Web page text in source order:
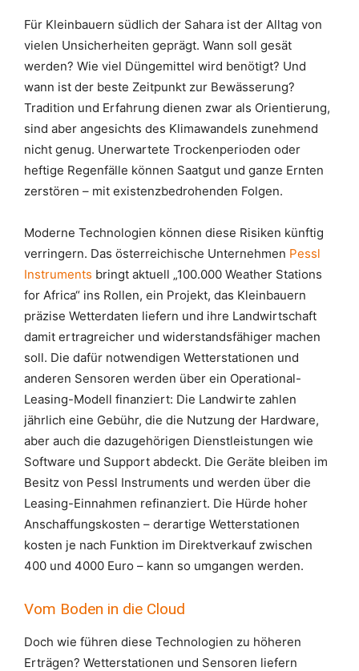
Für Kleinbauern südlich der Sahara ist der Alltag von
vielen Unsicherheiten geprägt. Wann soll gesät
werden? Wie viel Düngemittel wird benötigt? Und
wann ist der beste Zeitpunkt zur Bewässerung?
Tradition und Erfahrung dienen zwar als Orientierung,
sind aber angesichts des Klimawandels zunehmend
nicht genug. Unerwartete Trockenperioden oder
heftige Regenfälle können Saatgut und ganze Ernten
zerstören – mit existenzbedrohenden Folgen.
Moderne Technologien können diese Risiken künftig
verringern. Das österreichische Unternehmen Pessl
Instruments bringt aktuell „100.000 Weather Stations
for Africa“ ins Rollen, ein Projekt, das Kleinbauern
präzise Wetterdaten liefern und ihre Landwirtschaft
damit ertragreicher und widerstandsfähiger machen
soll. Die dafür notwendigen Wetterstationen und
anderen Sensoren werden über ein Operational-
Leasing-Modell finanziert: Die Landwirte zahlen
jährlich eine Gebühr, die die Nutzung der Hardware,
aber auch die dazugehörigen Dienstleistungen wie
Software und Support abdeckt. Die Geräte bleiben im
Besitz von Pessl Instruments und werden über die
Leasing-Einnahmen refinanziert. Die Hürde hoher
Anschaffungskosten – derartige Wetterstationen
kosten je nach Funktion im Direktverkauf zwischen
400 und 4000 Euro – kann so umgangen werden.
Vom Boden in die Cloud
Doch wie führen diese Technologien zu höheren
Erträgen? Wetterstationen und Sensoren liefern